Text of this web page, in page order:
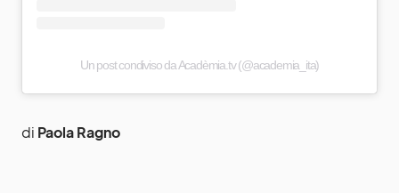
Un post condiviso da Acadèmia.tv (@academia_ita)
di Paola Ragno